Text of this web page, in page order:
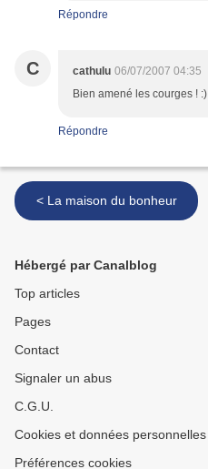
Répondre
C cathulu 06/07/2007 04:35
Bien amené les courges ! :)
Répondre
< La maison du bonheur
Hébergé par Canalblog
Top articles
Pages
Contact
Signaler un abus
C.G.U.
Cookies et données personnelles
Préférences cookies